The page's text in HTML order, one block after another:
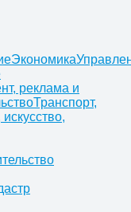
Экономика
реклама и
Транспорт,
искусство,